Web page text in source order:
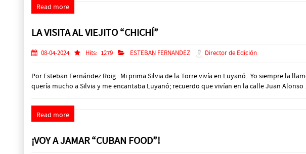
Read more
LA VISITA AL VIEJITO “CHICHÍ”
08-04-2024 Hits: 1279 ESTEBAN FERNANDEZ Director de Edición
Por Esteban Fernández Roig Mi prima Silvia de la Torre vivía en Luyanó. Yo siempre la
quería mucho a Silvia y me encantaba Luyanó; recuerdo que vivían en la calle Juan
Read more
¡VOY A JAMAR “CUBAN FOOD”!